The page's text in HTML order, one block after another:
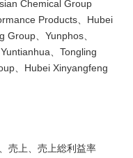
Chemical Group
Products、Hubei
、Yunphos、
、Tongling
、Hubei Xinyangfeng
売上、売上総利益率